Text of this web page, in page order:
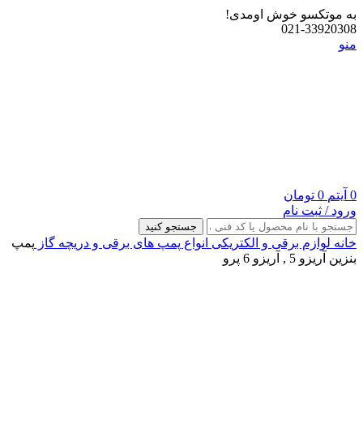
به موتکسو خوش اومدی!
021-33920308
منو
0 آیتم 0 تومان
ورود / ثبت نام
جستجو کنید
خانه لوازم برقی و الکتریکی انواع پمپ های برقی و دریچه گاز پمپ
بنزین آریزو 5 , آریزو 6 پرو